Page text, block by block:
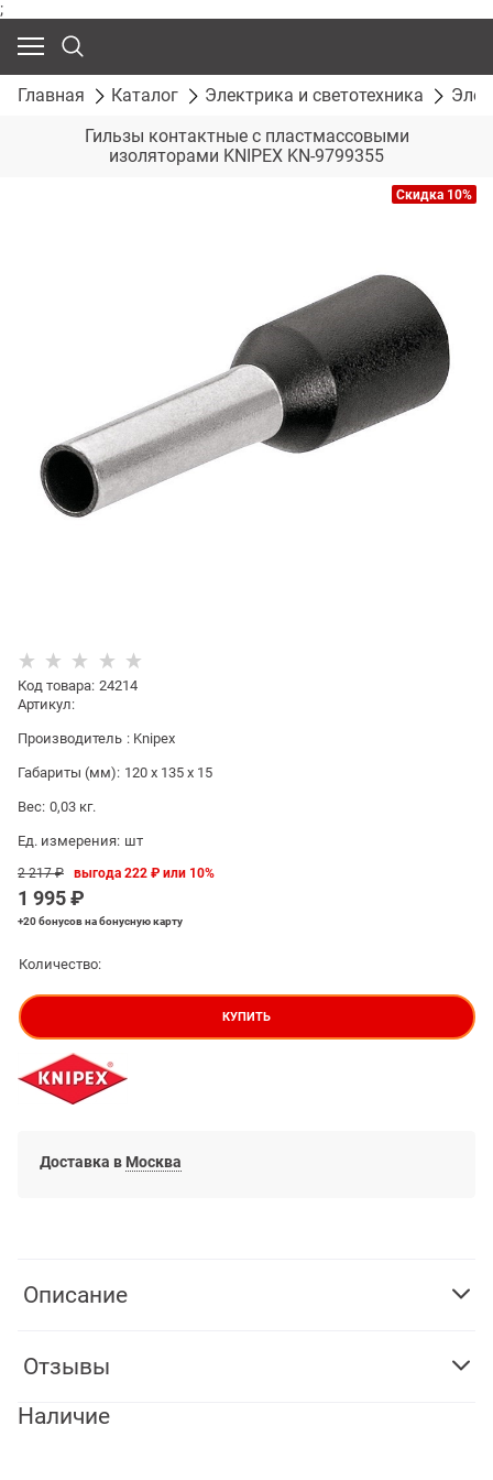
;
Главная Каталог Электрика и светотехника
Гильзы контактные с пластмассовыми
изоляторами KNIPEX KN-9799355
Скидка 10%
Код товара: 24214
Артикул:
Производитель : Knipex
Габариты (мм): 120 x 135 x 15
Вес: 0,03 кг.
Ед. измерения: шт
2 217 ₽
1 995 ₽
выгода222 ₽ или 10%
+20 бонусовна бонусную карту
Количество:
КУПИТЬ
Доставка в Москва
Описание
Отзывы
Наличие